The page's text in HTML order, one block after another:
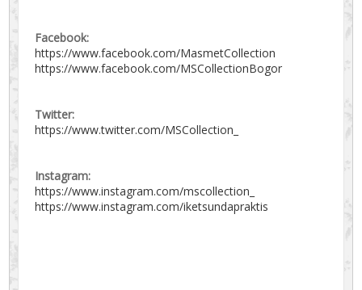
Facebook:
https://www.facebook.com/MasmetCollection
https://www.facebook.com/MSCollectionBogor
Twitter:
https://www.twitter.com/MSCollection_
Instagram:
https://www.instagram.com/mscollection_
https://www.instagram.com/iketsundapraktis